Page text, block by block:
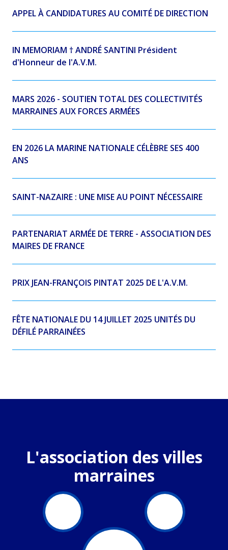
APPEL À CANDIDATURES AU COMITÉ DE DIRECTION
IN MEMORIAM † ANDRÉ SANTINI Président
d'Honneur de l'A.V.M.
MARS 2026 - SOUTIEN TOTAL DES COLLECTIVITÉS
MARRAINES AUX FORCES ARMÉES
EN 2026 LA MARINE NATIONALE CÉLÈBRE SES 400
ANS
SAINT-NAZAIRE : UNE MISE AU POINT NÉCESSAIRE
PARTENARIAT ARMÉE DE TERRE - ASSOCIATION DES
MAIRES DE FRANCE
PRIX JEAN-FRANÇOIS PINTAT 2025 DE L'A.V.M.
FÊTE NATIONALE DU 14 JUILLET 2025 UNITÉS DU
DÉFILÉ PARRAINÉES
L'association des villes
marraines